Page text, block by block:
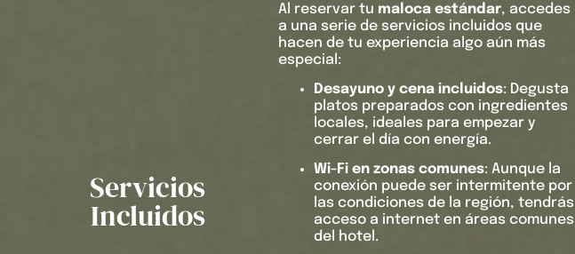
Servicios
Incluidos
Al reservar tu maloca estándar, accedes
a una serie de servicios incluidos que
hacen de tu experiencia algo aún más
especial:
Desayuno y cena incluidos: Degusta
platos preparados con ingredientes
locales, ideales para empezar y
cerrar el día con energía.
Wi-Fi en zonas comunes: Aunque la
conexión puede ser intermitente por
las condiciones de la región, tendrás
acceso a internet en áreas comunes
del hotel.